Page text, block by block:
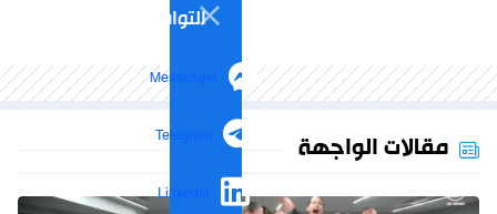
التواصل الاجتماعي
Messenger
Telegram
LinkedIn
مقالات الواجهة